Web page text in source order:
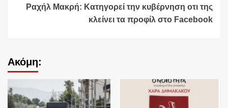
Ραχήλ Μακρή: Kατηγορεί την κυβέρνηση οτι της
κλείνει τα προφίλ στο Facebook
Ακόμη: